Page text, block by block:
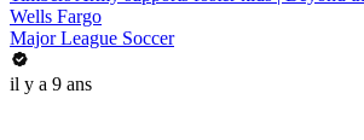
Wells Fargo
Major League Soccer
il y a 9 ans